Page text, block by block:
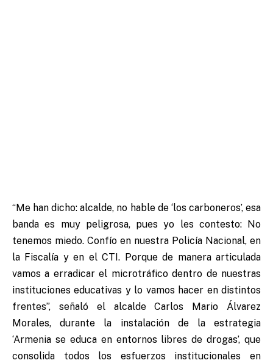
“Me han dicho: alcalde, no hable de ‘los carboneros’, esa
banda es muy peligrosa, pues yo les contesto: No
tenemos miedo. Confío en nuestra Policía Nacional, en
la Fiscalía y en el CTI. Porque de manera articulada
vamos a erradicar el microtráfico dentro de nuestras
instituciones educativas y lo vamos hacer en distintos
frentes”, señaló el alcalde Carlos Mario Álvarez
Morales, durante la instalación de la estrategia
‘Armenia se educa en entornos libres de drogas’, que
consolida todos los esfuerzos institucionales en